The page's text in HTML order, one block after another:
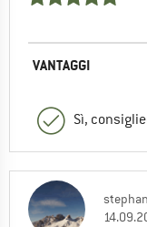
VANTAGGI
Sì,